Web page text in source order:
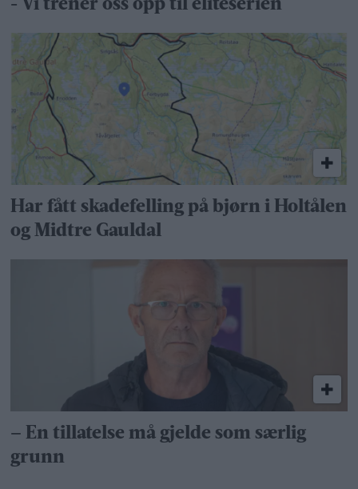
- Vi trener oss opp til eliteserien
Har fått skadefelling på bjørn i Holtålen
og Midtre Gauldal
– En tillatelse må gjelde som særlig
grunn